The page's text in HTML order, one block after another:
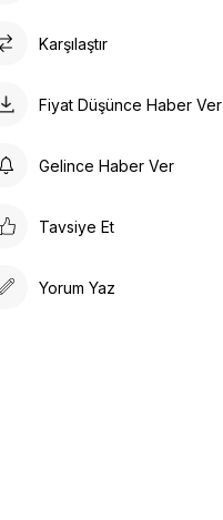
Karşılaştır
Fiyat Düşünce Haber Ver
Gelince Haber Ver
Tavsiye Et
Yorum Yaz